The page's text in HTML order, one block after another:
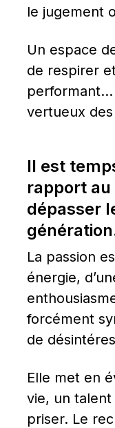
le jugement
Un espace
de respirer
performant…
vertueux
Il est
rapport
dépasser
La passion
énergie,
forcément
de
Elle met en
vie, un talent
priser. Le